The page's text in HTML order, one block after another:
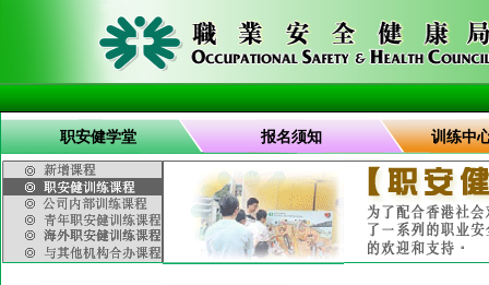
职安健学堂 报名须知 训练中